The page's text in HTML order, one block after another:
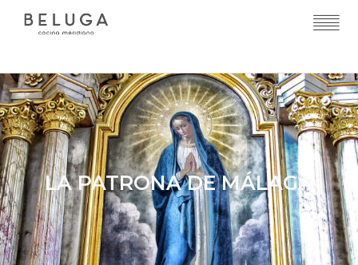
LA PATRONA DE MÁLAGA